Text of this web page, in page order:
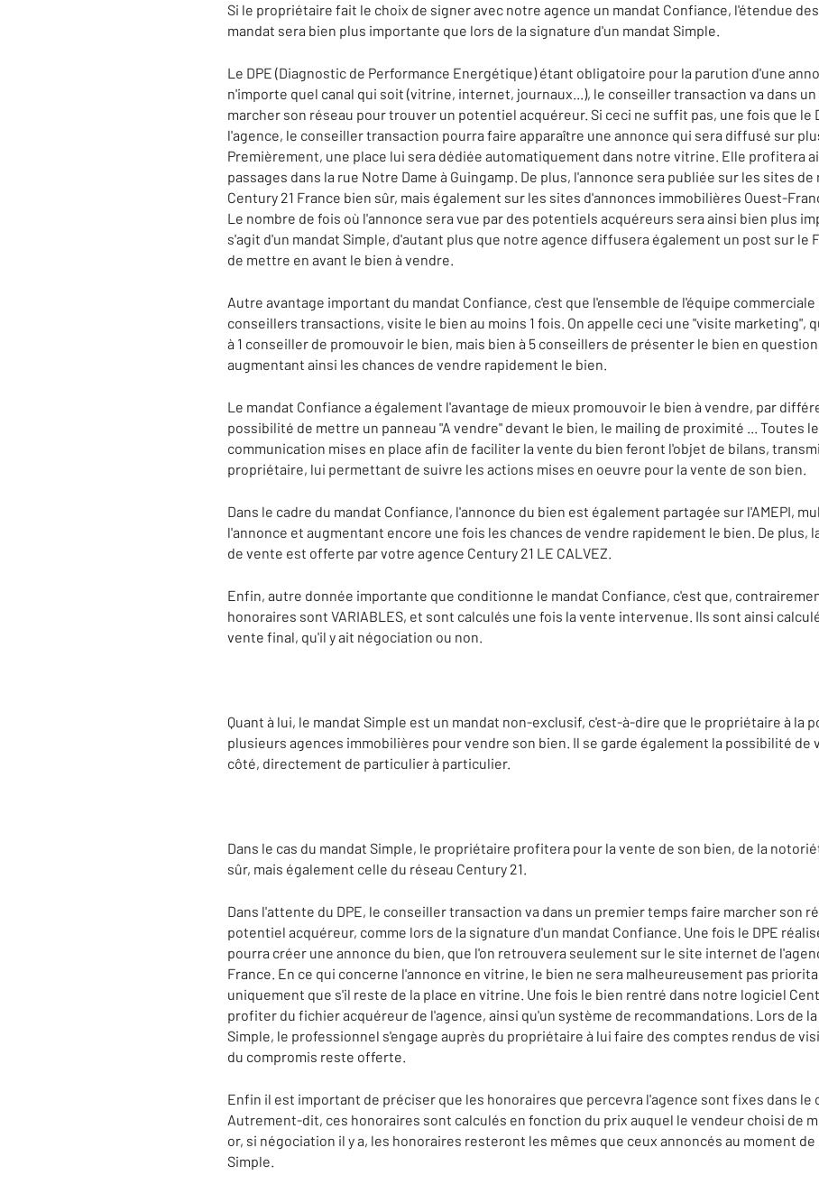
Si le propriétaire fait le choix de signer avec notre agence un mandat Confiance, l'étendue
mandat sera bien plus importante que lors de la signature d'un mandat Simple.
Le DPE (Diagnostic de Performance Energétique) étant obligatoire pour la parution d'une
n'importe quel canal qui soit (vitrine, internet, journaux...), le conseiller transaction va dans
marcher son réseau pour trouver un potentiel acquéreur. Si ceci ne suffit pas, une fois que le
l'agence, le conseiller transaction pourra faire apparaître une annonce qui sera diffusé sur
Premièrement, une place lui sera dédiée automatiquement dans notre vitrine. Elle profitera
passages dans la rue Notre Dame à Guingamp. De plus, l'annonce sera publiée sur les sites
Century 21 France bien sûr, mais également sur les sites d'annonces immobilières Ouest-
Le nombre de fois où l'annonce sera vue par des potentiels acquéreurs sera ainsi bien plus
s'agit d'un mandat Simple, d'autant plus que notre agence diffusera également un post sur le
de mettre en avant le bien à vendre.
Autre avantage important du mandat Confiance, c'est que l'ensemble de l'équipe commerciale
conseillers transactions, visite le bien au moins 1 fois. On appelle ceci une "visite marketing",
à 1 conseiller de promouvoir le bien, mais bien à 5 conseillers de présenter le bien en
augmentant ainsi les chances de vendre rapidement le bien.
Le mandat Confiance a également l'avantage de mieux promouvoir le bien à vendre, par
possibilité de mettre un panneau "A vendre" devant le bien, le mailing de proximité ... Toutes
communication mises en place afin de faciliter la vente du bien feront l'objet de bilans,
propriétaire, lui permettant de suivre les actions mises en oeuvre pour la vente de son bien.
Dans le cadre du mandat Confiance, l'annonce du bien est également partagée sur l'AMEPI,
l'annonce et augmentant encore une fois les chances de vendre rapidement le bien. De plus,
de vente est offerte par votre agence Century 21 LE CALVEZ.
Enfin, autre donnée importante que conditionne le mandat Confiance, c'est que,
honoraires sont VARIABLES, et sont calculés une fois la vente intervenue. Ils sont ainsi
vente final, qu'il y ait négociation ou non.
Quant à lui, le mandat Simple est un mandat non-exclusif, c'est-à-dire que le propriétaire à la
plusieurs agences immobilières pour vendre son bien. Il se garde également la possibilité de
côté, directement de particulier à particulier.
Dans le cas du mandat Simple, le propriétaire profitera pour la vente de son bien, de la
sûr, mais également celle du réseau Century 21.
Dans l'attente du DPE, le conseiller transaction va dans un premier temps faire marcher son
potentiel acquéreur, comme lors de la signature d'un mandat Confiance. Une fois le DPE
pourra créer une annonce du bien, que l'on retrouvera seulement sur le site internet de
France. En ce qui concerne l'annonce en vitrine, le bien ne sera malheureusement pas
uniquement que s'il reste de la place en vitrine. Une fois le bien rentré dans notre logiciel
profiter du fichier acquéreur de l'agence, ainsi qu'un système de recommandations. Lors de
Simple, le professionnel s'engage auprès du propriétaire à lui faire des comptes rendus de
du compromis reste offerte.
Enfin il est important de préciser que les honoraires que percevra l'agence sont fixes dans le
Autrement-dit, ces honoraires sont calculés en fonction du prix auquel le vendeur choisi de
or, si négociation il y a, les honoraires resteront les mêmes que ceux annoncés au moment
Simple.